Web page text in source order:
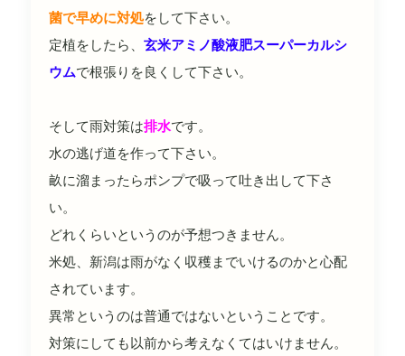
菌で早めに対処をして下さい。
定植をしたら、 玄米アミノ酸液肥スーパーカルシ
ウムで根張りを良くして下さい。
そして雨対策は排水です。
水の逃げ道を作って下さい。
畝に溜まったらポンプで吸って吐き出して下さ
い。
どれくらいというのが予想つきません。
米処、新潟は雨がなく収穫までいけるのかと心配
されています。
異常というのは普通ではないということです。
対策にしても以前から考えなくてはいけません。